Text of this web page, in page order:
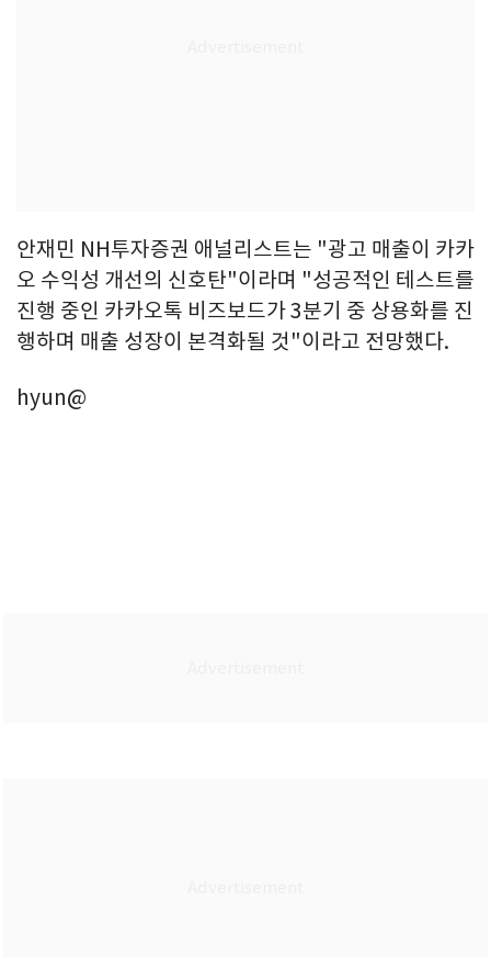
안재민 NH투자증권 애널리스트는 "광고 매출이 카카
오 수익성 개선의 신호탄"이라며 "성공적인 테스트를
진행 중인 카카오톡 비즈보드가 3분기 중 상용화를 진
행하며 매출 성장이 본격화될 것"이라고 전망했다.
hyun@